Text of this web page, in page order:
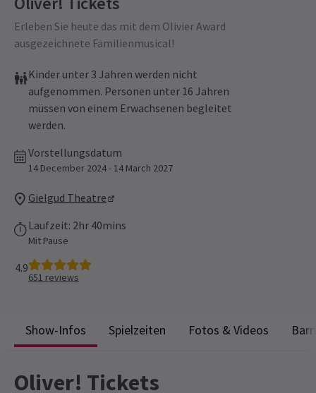
Erleben Sie heute das mit dem Olivier Award
ausgezeichnete Familienmusical!
Kinder unter 3 Jahren werden nicht
aufgenommen. Personen unter 16 Jahren
müssen von einem Erwachsenen begleitet
werden.
Vorstellungsdatum
14 December 2024 - 14 March 2027
Gielgud Theatre
Laufzeit: 2hr 40mins
Mit Pause
4.9
651 reviews
Show-Infos Spielzeiten Fotos & Videos
Oliver! Tickets